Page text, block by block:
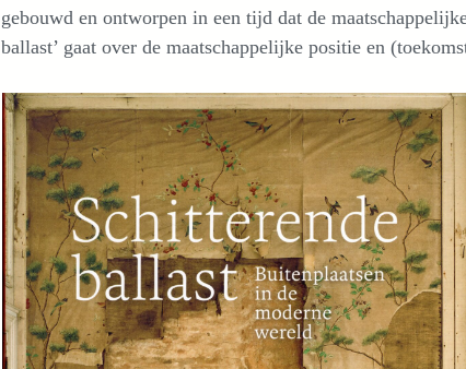
Voedselbos
gebouwd en ontworpen in een tijd dat de
ballast’ gaat over de maatschappelijke positie en